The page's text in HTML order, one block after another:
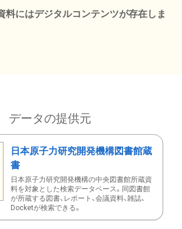
料にはデジタルコンテンツが存在しま
データの提供元
日本原子力研究開発機構図書館蔵
書
日本原子力研究開発機構の中央図書館所蔵資
料を対象とした検索データベース。同図書館
が所蔵する図書、レポート、会議資料、雑誌、
Docketが検索できる。